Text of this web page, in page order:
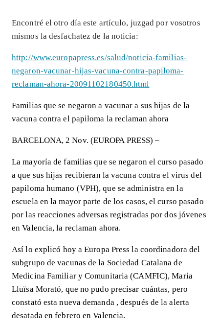
Encontré el otro día este artículo, juzgad por vosotros
mismos la desfachatez de la noticia:
http://www.europapress.es/salud/noticia-familias-
negaron-vacunar-hijas-vacuna-contra-papiloma-
reclaman-ahora-20091102180450.html
Familias que se negaron a vacunar a sus hijas de la
vacuna contra el papiloma la reclaman ahora
BARCELONA, 2 Nov. (EUROPA PRESS) –
La mayoría de familias que se negaron el curso pasado
a que sus hijas recibieran la vacuna contra el virus del
papiloma humano (VPH), que se administra en la
escuela en la mayor parte de los casos, el curso pasado
por las reacciones adversas registradas por dos jóvenes
en Valencia, la reclaman ahora.
Así lo explicó hoy a Europa Press la coordinadora del
subgrupo de vacunas de la Sociedad Catalana de
Medicina Familiar y Comunitaria (CAMFIC),Maria
Lluïsa Morató, que no pudo precisar cuántas, pero
constató esta nueva demanda , después de la alerta
desatada en febrero en Valencia.